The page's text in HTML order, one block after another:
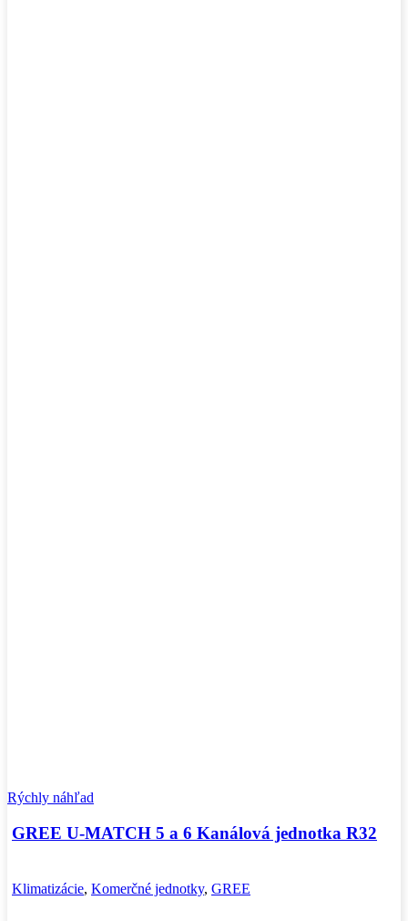
Rýchly náhľad
GREE U-MATCH 5 a 6 Kanálová jednotka R32
Klimatizácie, Komerčné jednotky, GREE